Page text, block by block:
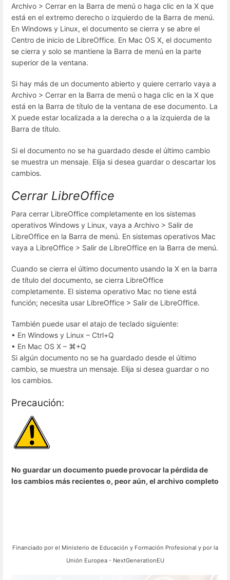
Archivo > Cerrar en la Barra de menú o haga clic en la X que
está en el extremo derecho o izquierdo de la Barra de menú.
En Windows y Linux, el documento se cierra y se abre el
Centro de inicio de LibreOffice. En Mac OS X, el documento
se cierra y solo se mantiene la Barra de menú en la parte
superior de la ventana.
Si hay más de un documento abierto y quiere cerrarlo vaya a
Archivo > Cerrar en la Barra de menú o haga clic en la X que
está en la Barra de título de la ventana de ese documento. La
X puede estar localizada a la derecha o a la izquierda de la
Barra de título.
Si el documento no se ha guardado desde el último cambio
se muestra un mensaje. Elija si desea guardar o descartar los
cambios.
Cerrar LibreOffice
Para cerrar LibreOffice completamente en los sistemas
operativos Windows y Linux, vaya a Archivo > Salir de
LibreOffice en la Barra de menú. En sistemas operativos Mac
vaya a LibreOffice > Salir de LibreOffice en la Barra de menú.
Cuando se cierra el último documento usando la X en la barra
de título del documento, se cierra LibreOffice
completamente. El sistema operativo Mac no tiene está
función; necesita usar LibreOffice > Salir de LibreOffice.
También puede usar el atajo de teclado siguiente:
• En Windows y Linux – Ctrl+Q
• En Mac OS X – ⌘+Q
Si algún documento no se ha guardado desde el último
cambio, se muestra un mensaje. Elija si desea guardar o no
los cambios.
Precaución:
No guardar un documento puede provocar la pérdida de
los cambios más recientes o, peor aún, el archivo completo
Financiado por el Ministerio de Educación y Formación Profesional y por la
Unión Europea - NextGenerationEU